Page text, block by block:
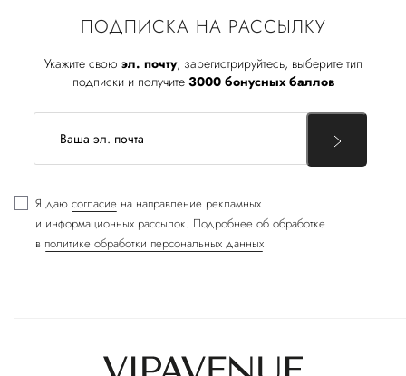
ПОДПИСКА НА РАССЫЛКУ
Укажите свою эл. почту, зарегистрируйтесь, выберите тип
подписки и получите 3000 бонусных баллов
Я даю согласие на направление рекламных
и информационных рассылок. Подробнее об обработке
в политике обработки персональных данных